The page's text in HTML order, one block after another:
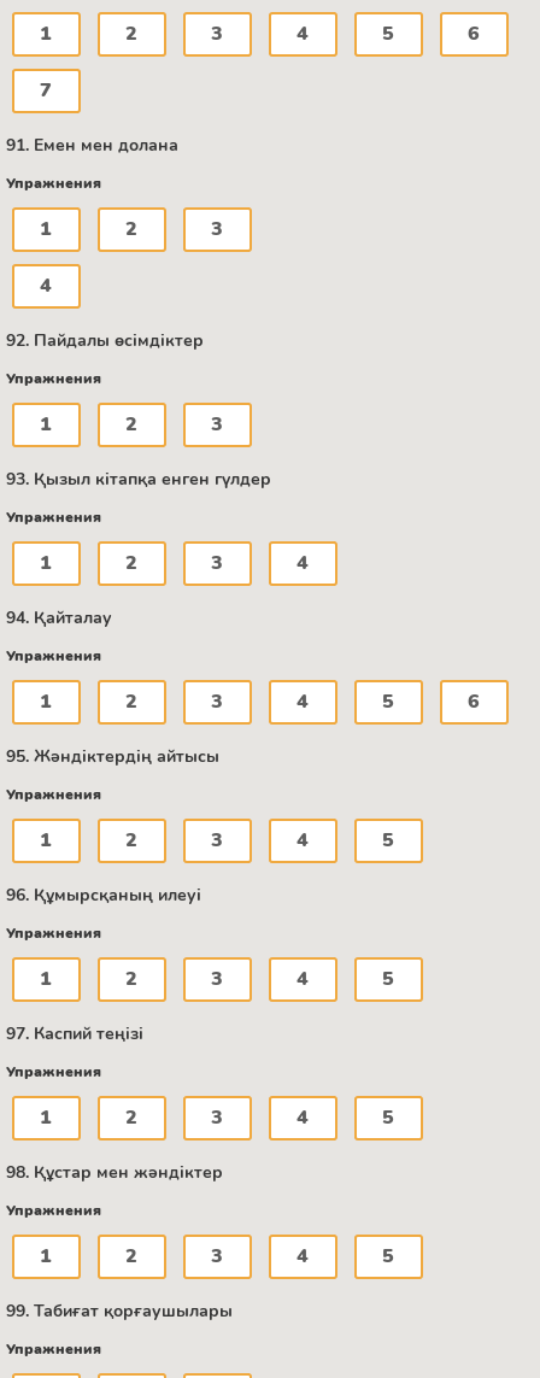
1 2 3 4 5 6
7
91. Емен мен долана
Упражнения
1 2 3
4
92. Пайдалы өсімдіктер
Упражнения
1 2 3
93. Қызыл кітапқа енген гүлдер
Упражнения
1 2 3 4
94. Қайталау
Упражнения
1 2 3 4 5 6
95. Жәндіктердің айтысы
Упражнения
1 2 3 4 5
96. Құмырсқаның илеуі
Упражнения
1 2 3 4 5
97. Каспий теңізі
Упражнения
1 2 3 4 5
98. Құстар мен жәндіктер
Упражнения
1 2 3 4 5
99. Табиғат қорғаушылары
Упражнения